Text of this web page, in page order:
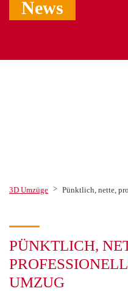
News
3D Umzüge > Pünktlich, nette,
PÜNKTLICH,
UMZUG